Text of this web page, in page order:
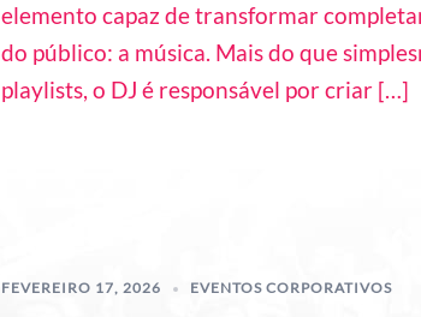
elemento capaz de transformar
do público: a música. Mais do que
playlists, o DJ é responsável por criar […]
FEVEREIRO 17, 2026 EVENTOS CORPORATIVOS